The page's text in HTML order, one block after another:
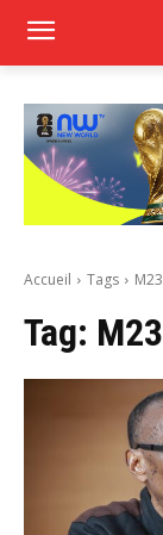
Accueil Tags M23
Tag: M23